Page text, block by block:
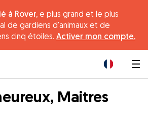
à Rover, e plus grand et le plus
de gardiens d'animaux et de
cinq étoiles. Activer mon compte.
Maitres